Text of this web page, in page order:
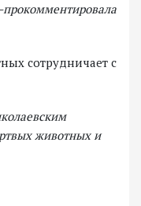
сотрудничает с
животных и